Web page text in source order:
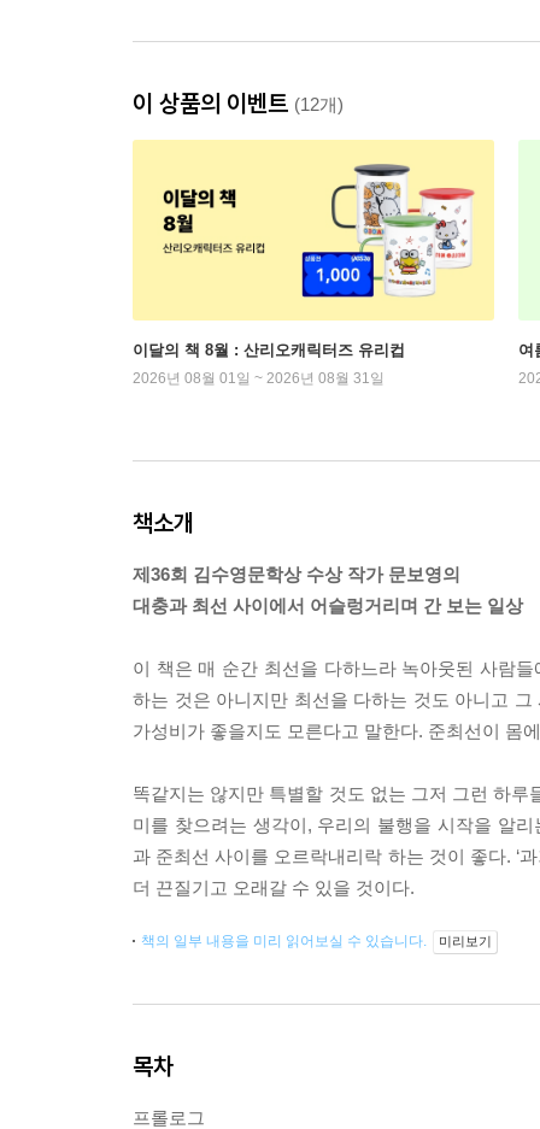
이 상품의 이벤트 (12개)
이달의 책 8월 : 산리오캐릭터즈 유리컵
2026년 08월 01일 ~ 2026년 08월 31일
여
책소개
제36회 김수영문학상 수상 작가 문보영의
대충과 최선 사이에서 어슬렁거리며 간 보는 일상
이 책은 매 순간 최선을 다하느라 녹아웃된 사람
하는 것은 아니지만 최선을 다하는 것도 아니고
가성비가 좋을지도 모른다고 말한다. 준최선이 몸
똑같지는 않지만 특별할 것도 없는 그저 그런 하
미를 찾으려는 생각이, 우리의 불행을 시작을 알
과 준최선 사이를 오르락내리락 하는 것이 좋다. ‘과
더 끈질기고 오래갈 수 있을 것이다.
책의 일부 내용을 미리 읽어보실 수 있습니다. 미리보기
목차
프롤로그